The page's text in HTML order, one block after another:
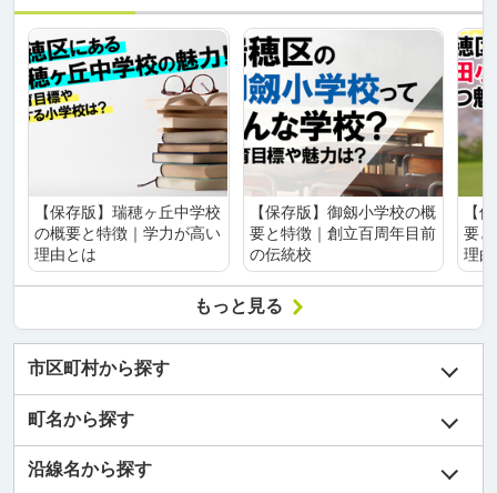
【保存版】瑞穂ヶ丘中学校
の概要と特徴｜学力が高い
理由とは
【保存版】御劔小学校の概
要と特徴｜創立百周年目前
の伝統校
【
要
理
もっと見る
市区町村から探す
町名から探す
沿線名から探す